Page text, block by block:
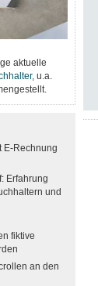
aktuelle
, u.a.
E-Rechnung
Erfahrung
und
fiktive
an den